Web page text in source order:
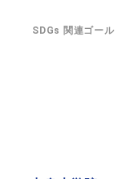
SDGs 関連ゴール